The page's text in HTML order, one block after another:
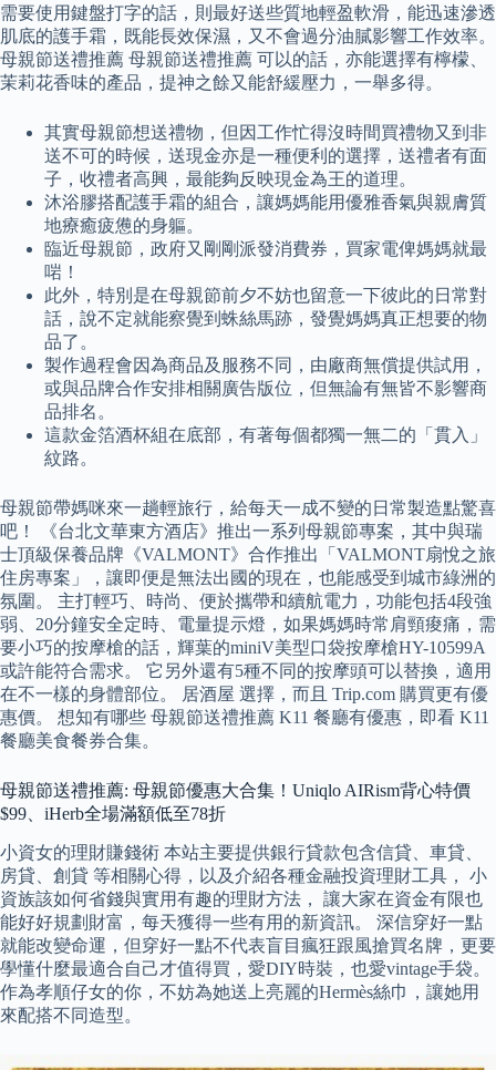
需要使用鍵盤打字的話，則最好送些質地輕盈軟滑，能迅速滲透
肌底的護手霜，既能長效保濕，又不會過分油膩影響工作效率。
母親節送禮推薦 母親節送禮推薦 可以的話，亦能選擇有檸檬、
茉莉花香味的產品，提神之餘又能舒緩壓力，一舉多得。
其實母親節想送禮物，但因工作忙得沒時間買禮物又到非
送不可的時候，送現金亦是一種便利的選擇，送禮者有面
子，收禮者高興，最能夠反映現金為王的道理。
沐浴膠搭配護手霜的組合，讓媽媽能用優雅香氣與親膚質
地療癒疲憊的身軀。
臨近母親節，政府又剛剛派發消費券，買家電俾媽媽就最
啱！
此外，特別是在母親節前夕不妨也留意一下彼此的日常對
話，說不定就能察覺到蛛絲馬跡，發覺媽媽真正想要的物
品了。
製作過程會因為商品及服務不同，由廠商無償提供試用，
或與品牌合作安排相關廣告版位，但無論有無皆不影響商
品排名。
這款金箔酒杯組在底部，有著每個都獨一無二的「貫入」
紋路。
母親節帶媽咪來一趟輕旅行，給每天一成不變的日常製造點驚喜
吧！ 《台北文華東方酒店》推出一系列母親節專案，其中與瑞
士頂級保養品牌《VALMONT》合作推出「VALMONT扇悅之旅
住房專案」，讓即便是無法出國的現在，也能感受到城市綠洲的
氛圍。 主打輕巧、時尚、便於攜帶和續航電力，功能包括4段強
弱、20分鐘安全定時、電量提示燈，如果媽媽時常肩頸痠痛，需
要小巧的按摩槍的話，輝葉的miniV美型口袋按摩槍HY-10599A
或許能符合需求。 它另外還有5種不同的按摩頭可以替換，適用
在不一樣的身體部位。 居酒屋 選擇，而且 Trip.com 購買更有優
惠價。 想知有哪些 母親節送禮推薦 K11 餐廳有優惠，即看 K11
餐廳美食餐券合集。
母親節送禮推薦: 母親節優惠大合集！Uniqlo AIRism背心特價
$99、iHerb全場滿額低至78折
小資女的理財賺錢術 本站主要提供銀行貸款包含信貸、車貸、
房貸、創貸 等相關心得，以及介紹各種金融投資理財工具， 小
資族該如何省錢與實用有趣的理財方法， 讓大家在資金有限也
能好好規劃財富，每天獲得一些有用的新資訊。 深信穿好一點
就能改變命運，但穿好一點不代表盲目瘋狂跟風搶買名牌，更要
學懂什麼最適合自己才值得買，愛DIY時裝，也愛vintage手袋。
作為孝順仔女的你，不妨為她送上亮麗的Hermès絲巾，讓她用
來配搭不同造型。